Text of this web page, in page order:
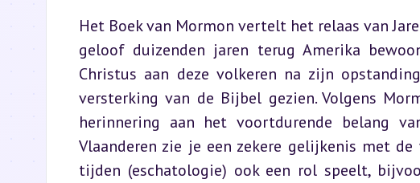
Het Boek van Mormon vertelt het relaas van
geloof duizenden jaren terug Amerika
Christus aan deze volkeren na zijn
versterking van de Bijbel gezien. Volgens
herinnering aan het voortdurende belang
Vlaanderen zie je een zekere gelijkenis met
tijden (eschatologie) ook een rol speelt,